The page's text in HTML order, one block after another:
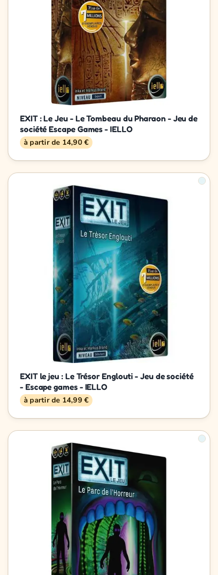
EXIT : Le Jeu - Le Tombeau du Pharaon - Jeu de
société Escape Games - IELLO
à partir de 14,90 €
EXIT le jeu : Le Trésor Englouti - Jeu de société
- Escape games - IELLO
à partir de 14,99 €